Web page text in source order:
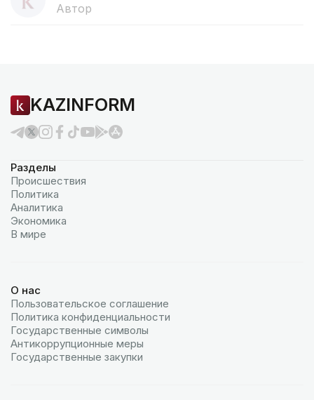
Автор
KAZINFORM
Разделы
Происшествия
Политика
Аналитика
Экономика
В мире
О нас
Пользовательское соглашение
Политика конфиденциальности
Государственные символы
Антикоррупционные меры
Государственные закупки